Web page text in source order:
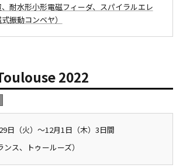
耐水形小形電磁フィーダ、スパイラルエレ
振動コンベヤ）
2022
日（火）〜12月1日（木）3日間
ンス、トゥールーズ）